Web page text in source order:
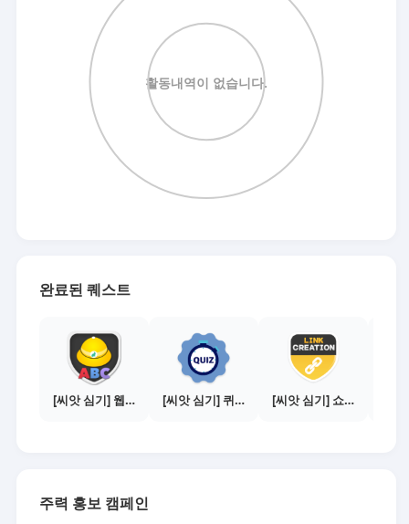
완료된 퀘스트
[씨앗 심기] 웹툰보기 - 주의사항 편 [씨앗 심기] 퀴즈 참여하기 [씨앗 심기] 쇼핑몰 링크 발급하기 - 제휴몰 10곳
주력 홍보 캠페인